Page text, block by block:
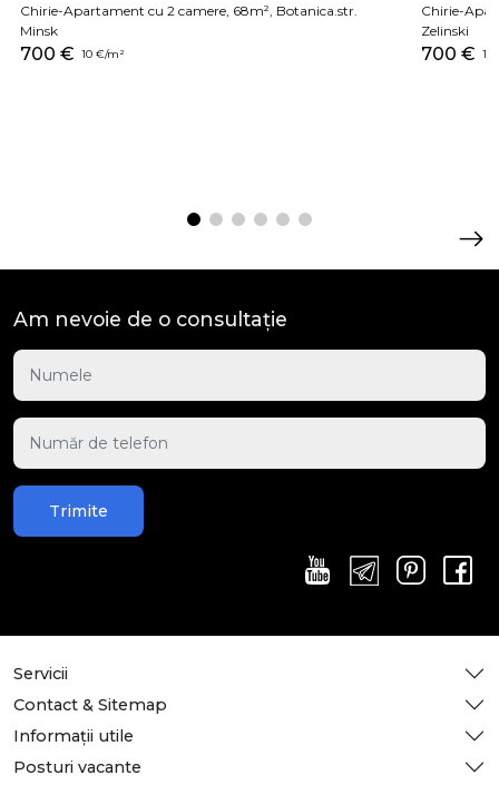
Chirie-Apartament cu 2 camere, 68m², Botanica.str.
Minsk
700 € 10 €/m²
Chirie-
Zelinski
700 € 14
Am nevoie de o consultație
Trimite
Servicii
Contact & Sitemap
Informații utile
Posturi vacante